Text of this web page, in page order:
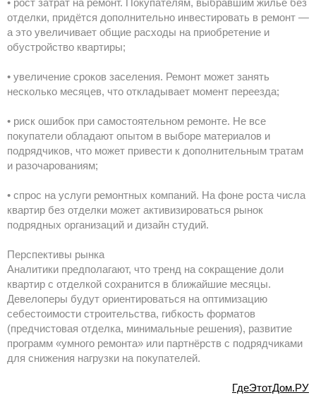
• рост затрат на ремонт. Покупателям, выбравшим жильё без
отделки, придётся дополнительно инвестировать в ремонт —
а это увеличивает общие расходы на приобретение и
обустройство квартиры;
• увеличение сроков заселения. Ремонт может занять
несколько месяцев, что откладывает момент переезда;
• риск ошибок при самостоятельном ремонте. Не все
покупатели обладают опытом в выборе материалов и
подрядчиков, что может привести к дополнительным тратам
и разочарованиям;
• спрос на услуги ремонтных компаний. На фоне роста числа
квартир без отделки может активизироваться рынок
подрядных организаций и дизайн студий.
Перспективы рынка
Аналитики предполагают, что тренд на сокращение доли
квартир с отделкой сохранится в ближайшие месяцы.
Девелоперы будут ориентироваться на оптимизацию
себестоимости строительства, гибкость форматов
(предчистовая отделка, минимальные решения), развитие
программ «умного ремонта» или партнёрств с подрядчиками
для снижения нагрузки на покупателей.
ГдеЭтотДом.РУ